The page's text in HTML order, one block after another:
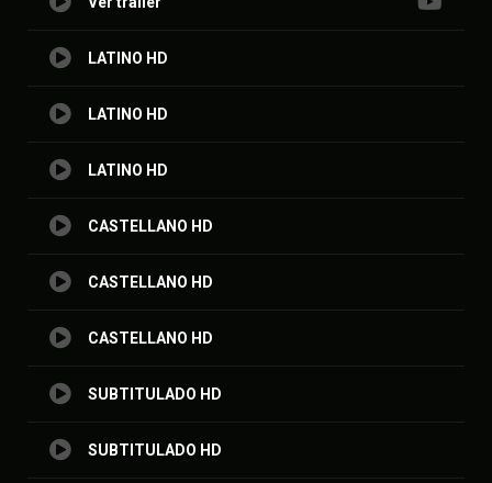
LATINO HD
LATINO HD
LATINO HD
CASTELLANO HD
CASTELLANO HD
CASTELLANO HD
SUBTITULADO HD
SUBTITULADO HD